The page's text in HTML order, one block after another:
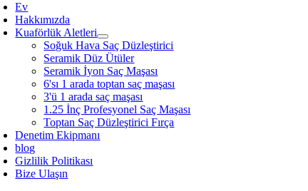
Ev
Hakkımızda
Kuaförlük Aletleri
Soğuk Hava Saç Düzleştirici
Seramik Düz Ütüler
Seramik İyon Saç Maşası
6'sı 1 arada toptan saç maşası
3'ü 1 arada saç maşası
1.25 İnç Profesyonel Saç Maşası
Toptan Saç Düzleştirici Fırça
Denetim Ekipmanı
blog
Gizlilik Politikası
Bize Ulaşın